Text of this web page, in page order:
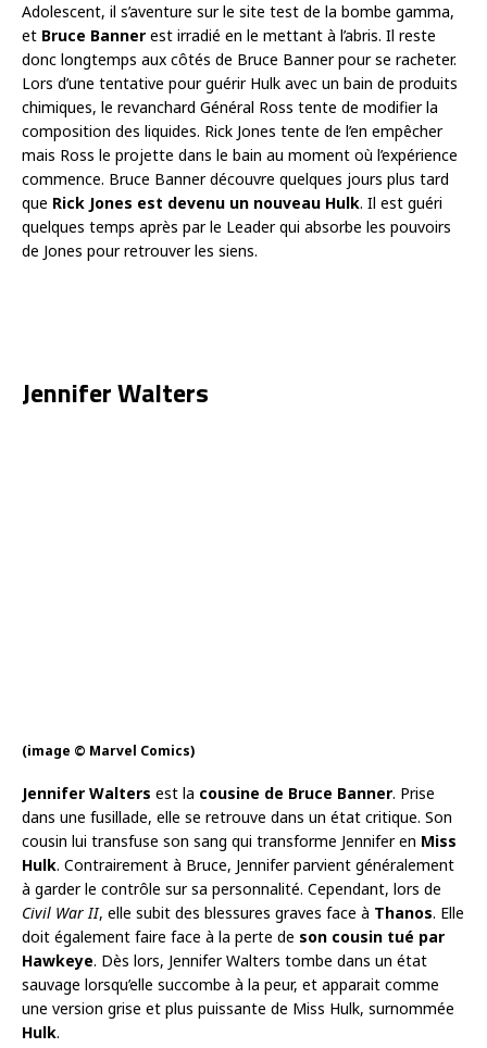
Adolescent, il s’aventure sur le site test de la bombe gamma,
et Bruce Banner est irradié en le mettant à l’abris. Il reste
donc longtemps aux côtés de Bruce Banner pour se racheter.
Lors d’une tentative pour guérir Hulk avec un bain de produits
chimiques, le revanchard Général Ross tente de modifier la
composition des liquides. Rick Jones tente de l’en empêcher
mais Ross le projette dans le bain au moment où l’expérience
commence. Bruce Banner découvre quelques jours plus tard
que Rick Jones est devenu un nouveau Hulk. Il est guéri
quelques temps après par le Leader qui absorbe les pouvoirs
de Jones pour retrouver les siens.
Jennifer Walters
(image © Marvel Comics)
Jennifer Walters est la cousine de Bruce Banner. Prise
dans une fusillade, elle se retrouve dans un état critique. Son
cousin lui transfuse son sang qui transforme Jennifer en Miss
Hulk. Contrairement à Bruce, Jennifer parvient généralement
à garder le contrôle sur sa personnalité. Cependant, lors de
Civil War II, elle subit des blessures graves face à Thanos. Elle
doit également faire face à la perte de son cousin tué par
Hawkeye. Dès lors, Jennifer Walters tombe dans un état
sauvage lorsqu’elle succombe à la peur, et apparait comme
une version grise et plus puissante de Miss Hulk, surnommée
Hulk.